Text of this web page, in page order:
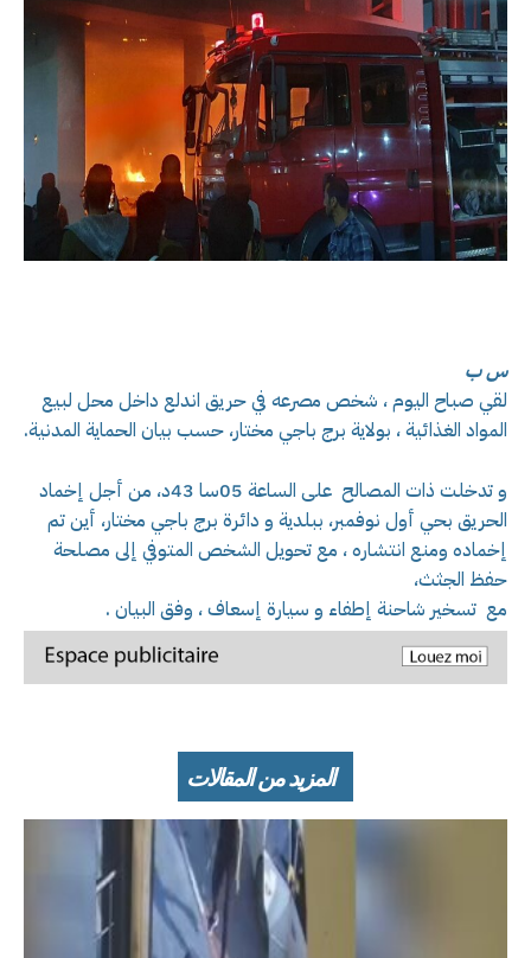
س ب
لقي صباح اليوم ، شخص مصرعه في حريق اندلع داخل محل لبيع
المواد الغذائية ، بولاية برج باجي مختار، حسب بيان الحماية المدنية.
و تدخلت ذات المصالح على الساعة 05سا 43د، من أجل إخماد
الحريق بحي أول نوفمبر، ببلدية و دائرة برج باجي مختار، أين تم
إخماده ومنع انتشاره ، مع تحويل الشخص المتوفي إلى مصلحة
حفظ الجثث،
مع تسخير شاحنة إطفاء و سيارة إسعاف ، وفق البيان .
المزيد من المقالات